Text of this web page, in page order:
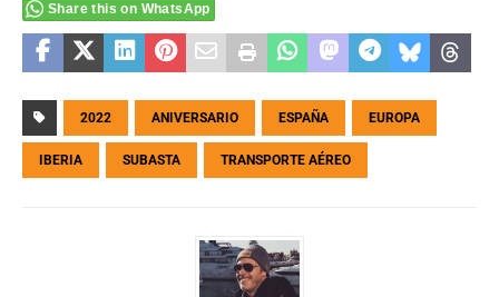
Share this on WhatsApp
2022 ANIVERSARIO ESPAÑA EUROPA
IBERIA SUBASTA TRANSPORTE AÉREO